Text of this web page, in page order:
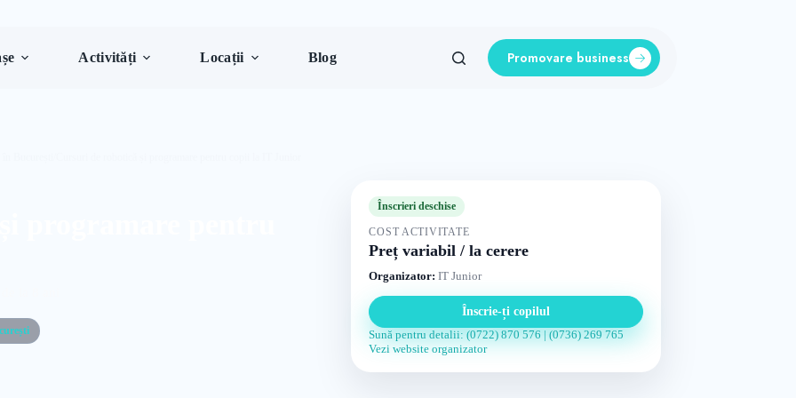
Activități Locații Blog Promovare business
Înscrieri deschise
COST ACTIVITATE
Preț variabil / la cerere
Organizator: IT Junior
Înscrie-ți copilul
Sună pentru detalii: (0722) 870 576 | (0736) 269 765
Vezi website organizator